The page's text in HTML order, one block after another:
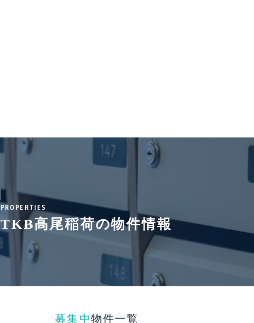
PROPERTIES
TKB高尾稲荷の物件情報
募集中 物件一覧